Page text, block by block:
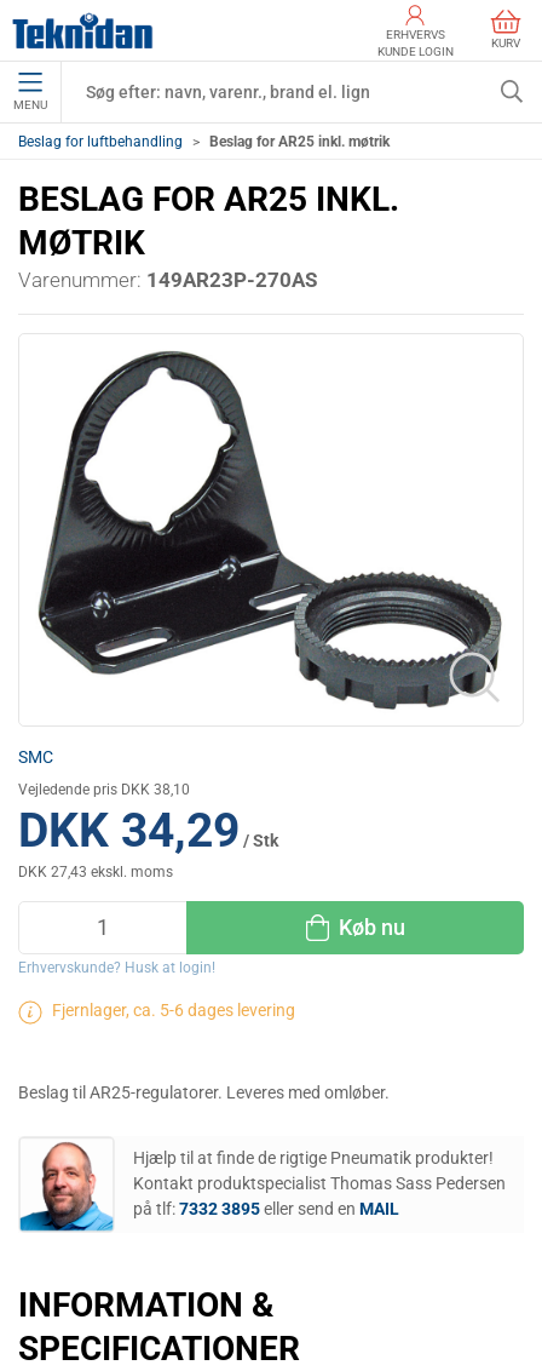
ERHVERVS
KUNDE LOGIN
KURV
MENU
Beslag for luftbehandling Beslag for AR25 inkl. møtrik
BESLAG FOR AR25 INKL.
MØTRIK
Varenummer: 149AR23P-270AS
SMC
Vejledende pris DKK 38,10
DKK 34,29 / Stk
DKK 27,43 ekskl. moms
Køb nu
Erhvervskunde? Husk at login!
Fjernlager, ca. 5-6 dages levering
Beslag til AR25-regulatorer. Leveres med omløber.
Hjælp til at finde de rigtige Pneumatik produkter!
Kontakt produktspecialist Thomas Sass Pedersen
på tlf:7332 3895eller send en MAIL
INFORMATION &
SPECIFICATIONER